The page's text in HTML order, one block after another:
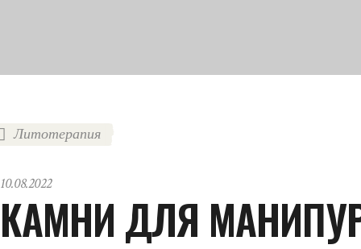
Литотерапия
10.08.2022
КАМНИ ДЛЯ